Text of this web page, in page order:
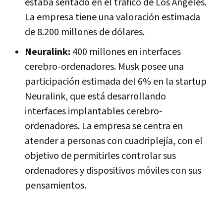
La empresa tiene una valoración estimada
de 8.200 millones de dólares.
Neuralink: 400 millones en interfaces
cerebro-ordenadores. Musk posee una
participación estimada del 6% en la startup
Neuralink, que está desarrollando
interfaces implantables cerebro-
ordenadores. La empresa se centra en
atender a personas con cuadriplejía, con el
objetivo de permitirles controlar sus
ordenadores y dispositivos móviles con sus
pensamientos.